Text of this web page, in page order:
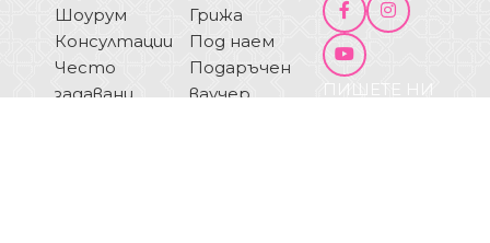
Шоурум
Консултации
Често
задавани
Грижа
Под наем
Подаръчен
ваучер